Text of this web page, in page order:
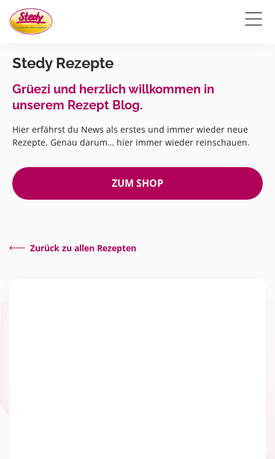
Stedy Rezepte
Grüezi und herzlich willkommen in
unserem Rezept Blog.
Hier erfährst du News als erstes und immer wieder neue
Rezepte. Genau darum… hier immer wieder reinschauen.
ZUM SHOP
Zurück zu allen Rezepten